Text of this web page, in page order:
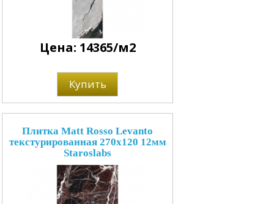
Цена: 14365/м2
Купить
Плитка Matt Rosso Levanto
текстурированная 270x120 12мм
Staroslabs